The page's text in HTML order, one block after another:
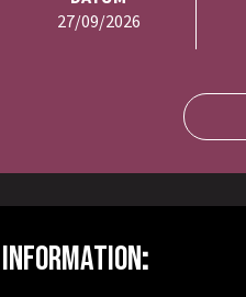
27/09/2026
INFORMATION: